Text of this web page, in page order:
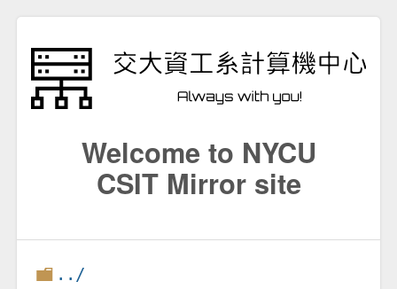
Welcome to NYCU
CSIT Mirror site
../